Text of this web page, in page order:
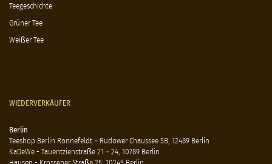
Teegeschichte
Grüner Tee
Weißer Tee
WIEDERVERKÄUFER
Berlin
Teeshop Berlin Ronnefeldt – Rudower Chaussee 5B, 12489 Berlin
KaDeWe - Tauentzienstraße 21 – 24, 10789 Berlin